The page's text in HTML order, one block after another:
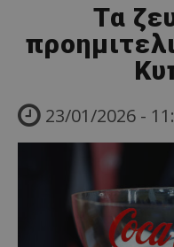
Τα
23/01/2026 -